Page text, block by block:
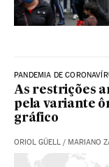
PANDEMIA DE
As restrições
pela variante
gráfico
ORIOL GÜELL / MARIANO